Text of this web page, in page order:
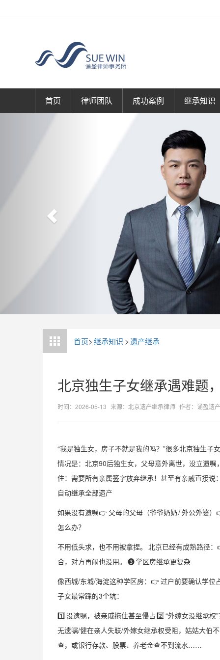
首页 律师团队 成功案例 继承知识
首页>继承知识 >遗产继承
北京独生子女继承遇难题
时间：2026-05-13 来源：北京遗产继承律师 作者：诵盈遗
“我是独生女，房子不就是我的吗？”很多北京独生
情况是：北京90后独生女，父母意外离世，没立遗
住：需要所有亲属签字放弃继承！甚至有亲戚直接说
自动继承全部遗产
如果没有遗嘱👉 父母的父母（爷爷奶奶 / 外公外婆
怎么办？
不用低头求，也不用被拿捏。 北京已经有成熟路径
合，对方再闹也没用。 ❸ 学区房继承更复杂
像西城/东城/海淀这种学区房：👉 过户前要确认学
子女最常踩的3个坑：
1️⃣ 没遗嘱，被亲戚拖住甚至侵占 2️⃣ “外嫁女没继承
无遗嘱/健在亲人失联/外嫁女继承权受阻，姑姑大伯
查，或银行存款、股票、养老金查不到流水……